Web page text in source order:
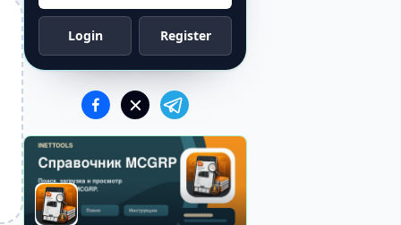
Login Register